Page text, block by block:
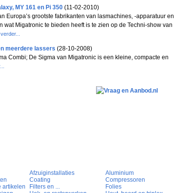
MY 161 en Pi 350 (11-02-2010)
Europa’s grootste fabrikanten van lasmachines, -apparatuur en
Migatronic te bieden heeft is te zien op de Techni-show van
meerdere lassers (28-10-2008)
Combi; De Sigma van Migatronic is een kleine, compacte en
Afzuiginstallaties Aluminium
Coating Compressoren
artikelen Filters en ... Folies